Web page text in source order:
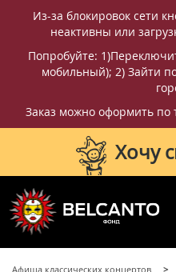
Из-за блокировок сети
неактивны или
Попробуйте:
мобильный); 2) Зайти
Заказ можно оформить по
Хочу
8 (499) 923-22-78
Афиша классических концертов